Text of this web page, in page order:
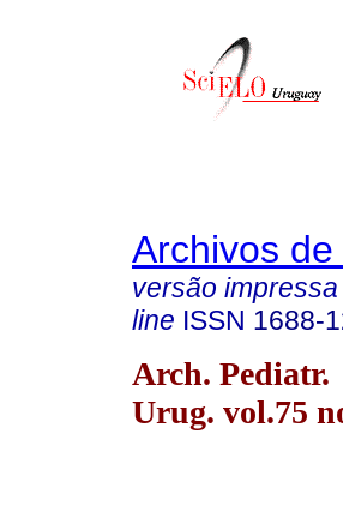
Archivos
versão impressa
line ISSN 1688-
Arch. Pediatr.
Urug. vol.75